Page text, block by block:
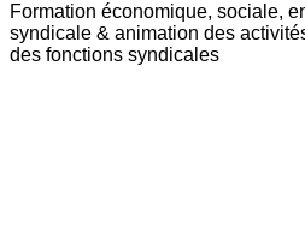
Formation économique, sociale,
syndicale & animation des
des fonctions syndicales